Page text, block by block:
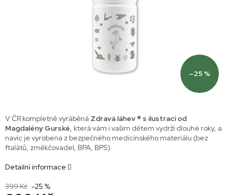
–25 %
399 Kč –25 %
V ČR kompletně vyráběná Zdravá láhev ® s ilustrací od
Magdalény Gurské, která vám i vašim dětem vydrží dlouhé roky, a
navíc je vyrobena z bezpečného medicínského materiálu (bez
ftalátů, změkčovadel, BPA, BPS).
Detailní informace